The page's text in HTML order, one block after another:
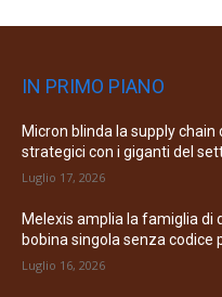
IN PRIMO PIANO
Micron blinda la supply chain
strategici con i giganti del
Luglio 17, 2026
Melexis amplia la famiglia di
bobina singola senza codice
Luglio 16, 2026